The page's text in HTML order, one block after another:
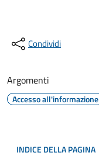
Condividi
Argomenti
Accesso all'informazione
INDICE DELLA PAGINA